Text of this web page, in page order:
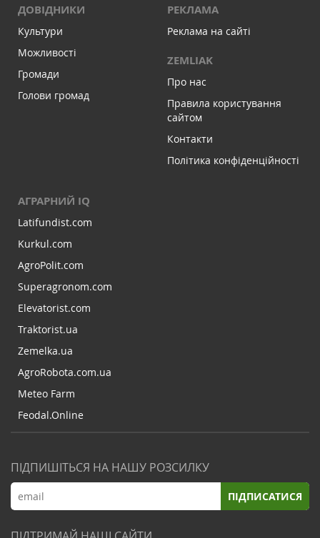
ДОВІДНИКИ
Культури
Можливості
Громади
Голови громад
РЕКЛАМА
Реклама на сайті
ZEMLIAK
Про нас
Правила користування
сайтом
Контакти
Політика конфіденційності
АГРАРНИЙ IQ
Latifundist.com
Kurkul.com
AgroPolit.com
Superagronom.com
Elevatorist.com
Traktorist.ua
Zemelka.ua
AgroRobota.com.ua
Meteo Farm
Feodal.Online
ПІДПИШІТЬСЯ НА НАШУ РОЗСИЛКУ
ПІДПИСАТИСЯ